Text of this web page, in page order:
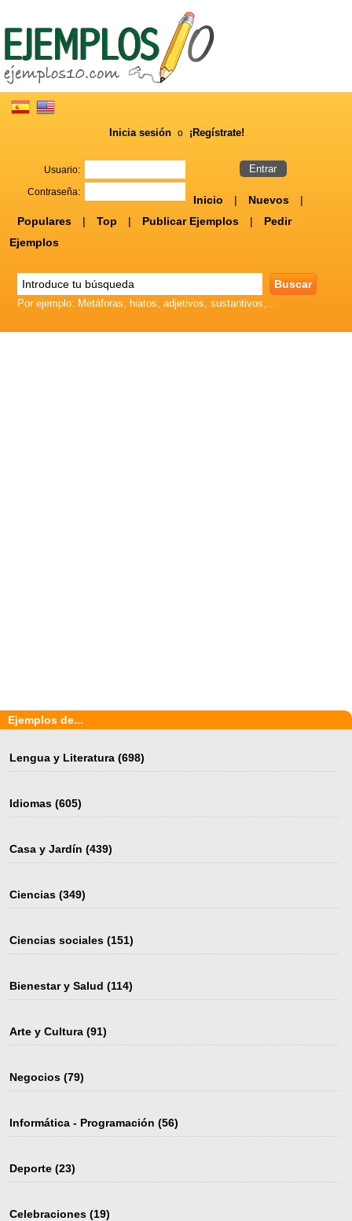
Inicia sesión o ¡Regístrate!
Usuario:
Contraseña:
Inicio | Nuevos
|
Populares
| Top | Publicar Ejemplos |
Pedir
Ejemplos
Por ejemplo: Metáforas, hiatos, adjetivos, sustantivos,...
Ejemplos de...
Lengua y Literatura (698)
Idiomas (605)
Casa y Jardín (439)
Ciencias (349)
Ciencias sociales (151)
Bienestar y Salud (114)
Arte y Cultura (91)
Negocios (79)
Informática - Programación (56)
Deporte (23)
Celebraciones (19)